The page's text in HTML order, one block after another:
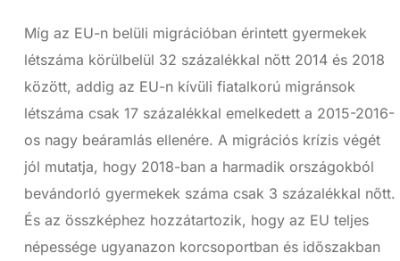
Míg az EU-n belüli migrációban érintett gyermekek
létszáma körülbelül 32 százalékkal nőtt 2014 és 2018
között, addig az EU-n kívüli fiatalkorú migránsok
létszáma csak 17 százalékkal emelkedett a 2015-2016-
os nagy beáramlás ellenére. A migrációs krízis végét
jól mutatja, hogy 2018-ban a harmadik országokból
bevándorló gyermekek száma csak 3 százalékkal nőtt.
És az összképhez hozzátartozik, hogy az EU teljes
népessége ugyanazon korcsoportban és időszakban